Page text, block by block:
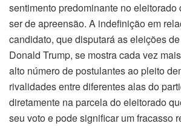
sentimento predominante no eleitorado
ser de apreensão. A indefinição em
candidato, que disputará as eleições
Donald Trump, se mostra cada vez
alto número de postulantes ao pleito
rivalidades entre diferentes alas do
diretamente na parcela do eleitorado
seu voto e pode significar um fracasso